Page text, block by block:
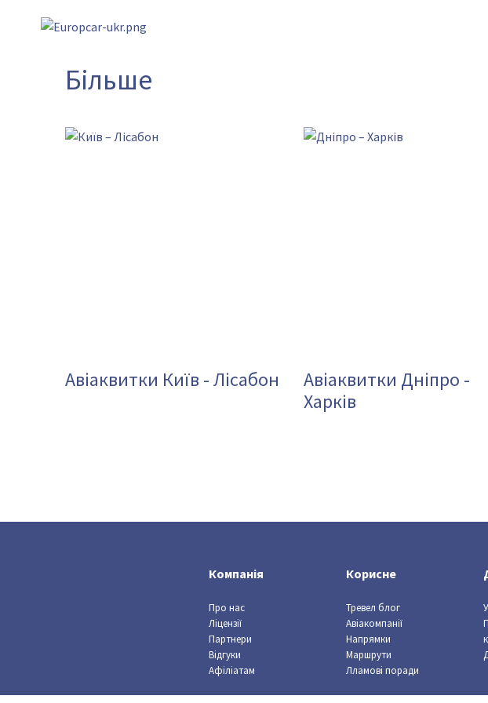
Більше
Авіаквитки Київ - Лісабон
Авіаквитки Дніпро -
Харків
Компанія
Про нас
Ліцензії
Партнери
Відгуки
Афіліатам
Корисне
Тревел блог
Авіакомпанії
Напрямки
Маршрути
Лламові поради